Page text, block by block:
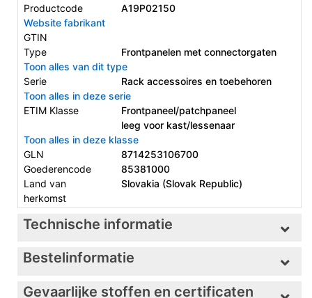
Productcode
A19P02150
Website fabrikant
GTIN
Type
Frontpanelen met connectorgaten
Toon alles van dit type
Serie
Rack accessoires en toebehoren
Toon alles in deze serie
ETIM Klasse
Frontpaneel/patchpaneel
leeg voor kast/lessenaar
Toon alles in deze klasse
GLN
8714253106700
Goederencode
85381000
Land van
herkomst
Slovakia (Slovak Republic)
Technische informatie
Bestelinformatie
Gevaarlijke stoffen en certificaten